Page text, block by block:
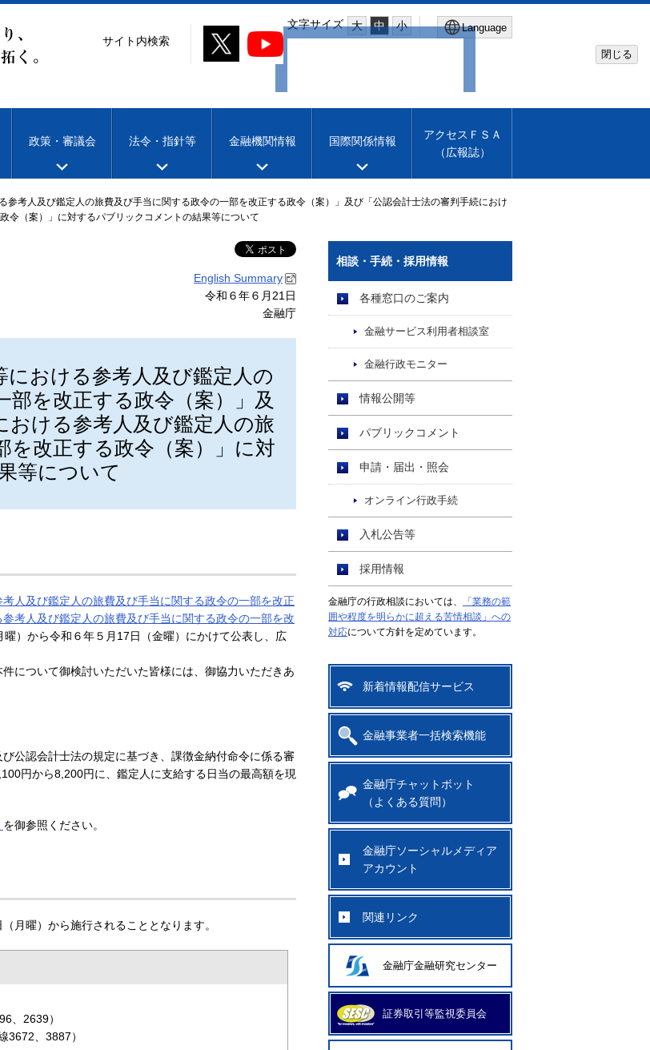
文字サイズ 大 中 小 Language
Machine translation
English
閉じる
サイト内検索
政策・審議会 法令・指針等 金融機関情報 国際関係情報
アクセスＦＳＡ
（広報誌）
参考人及び鑑定人の旅費及び手当に関する政令の一部を改正する政令（案）」及び「公認会計士法の審判手続におけ
令（案）」に対するパブリックコメントの結果等について
English Summary
令和６年６月21日
金融庁
における参考人及び鑑定人の
を改正する政令（案）」及
おける参考人及び鑑定人の旅
を改正する政令（案）」に対
等について
人及び鑑定人の旅費及び手当に関する政令の一部を改正
考人及び鑑定人の旅費及び手当に関する政令の一部を改
）から令和６年５月17日（金曜）にかけて公表し、広
について御検討いただいた皆様には、御協力いただきあ
公認会計士法の規定に基づき、課徴金納付命令に係る審
円から8,200円に、鑑定人に支給する日当の最高額を現
を御参照ください。
月曜）から施行されることとなります。
、2639）
3672、3887）
相談・手続・採用情報
各種窓口のご案内
金融サービス利用者相談室
金融行政モニター
情報公開等
パブリックコメント
申請・届出・照会
オンライン行政手続
入札公告等
採用情報
金融庁の行政相談においては、
「業務の範
囲や程度を明らかに超える苦情相談」への
対応について方針を定めています。
新着情報配信サービス
金融事業者一括検索機能
金融庁チャットボット
（よくある質問）
金融庁ソーシャルメディア
アカウント
関連リンク
金融庁金融研究センター
証券取引等監視委員会